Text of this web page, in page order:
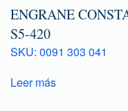
ENGRANE
S5-420
SKU: 0091 303 041
Leer más